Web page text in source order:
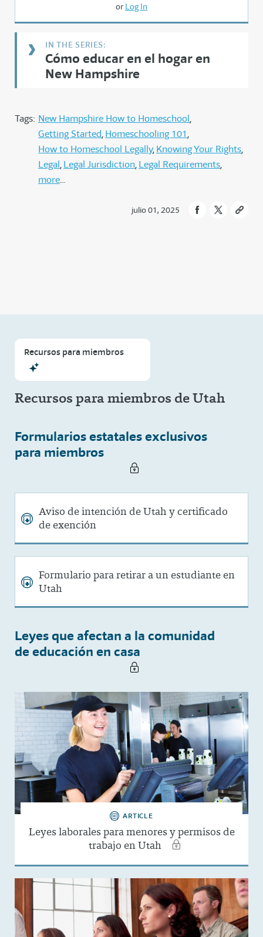
or Log In
Cómo educar en el hogar en
New Hampshire
Tags: New Hampshire How to Homeschool
Getting Started Homeschooling 101
How to Homeschool Legally Knowing Your Rights
Legal Legal Jurisdiction Legal Requirements
more
julio 01, 2025
Recursos para miembros
Recursos para miembros de Utah
Formularios estatales exclusivos
para miembros
Aviso de intención de Utah y certificado
de exención
Formulario para retirar a un estudiante en
Utah
Leyes que afectan a la comunidad
de educación en casa
ARTICLE
Leyes laborales para menores y permisos de
trabajo en Utah